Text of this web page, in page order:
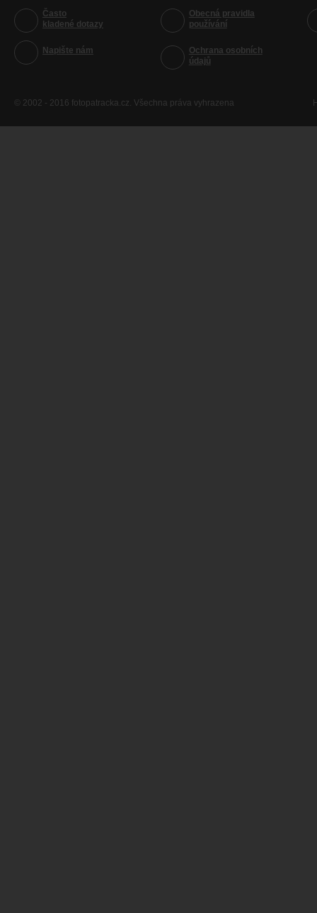
Často
kladené dotazy
Napište nám
Obecná pravidla
používání
Ochrana osobních
údajů
© 2002 - 2016 fotopatracka.cz. Všechna práva vyhrazena